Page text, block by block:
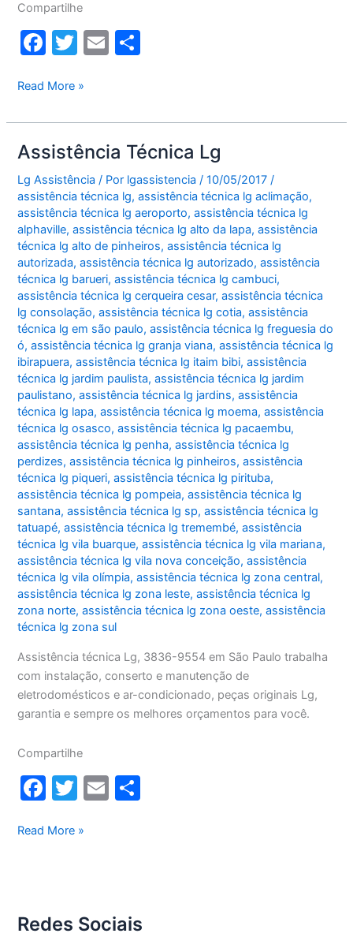
Compartilhe
F
c
e
b
o
o
k
T
itt
er
E
l
e
Assistência
LG
São
Paulo
Read More »
Assistência Técnica Lg
Lg Assistência / Por lgassistencia/10/05/2017 /
assistência técnica lg,assistência técnica lg aclimação,
assistência técnica lg aeroporto,assistência técnica lg
alphaville,assistência técnica lg alto da lapa,assistência
técnica lg alto de pinheiros,assistência técnica lg
autorizada,assistência técnica lg autorizado,assistência
técnica lg barueri,assistência técnica lg cambuci,
assistência técnica lg cerqueira cesar,assistência técnica
lg consolação,assistência técnica lg cotia,assistência
técnica lg em são paulo,assistência técnica lg freguesia do
ó,assistência técnica lg granja viana,assistência técnica lg
ibirapuera,assistência técnica lg itaim bibi,assistência
técnica lg jardim paulista,assistência técnica lg jardim
paulistano,assistência técnica lg jardins,assistência
técnica lg lapa,assistência técnica lg moema,assistência
técnica lg osasco,assistência técnica lg pacaembu,
assistência técnica lg penha,assistência técnica lg
perdizes,assistência técnica lg pinheiros,assistência
técnica lg piqueri,assistência técnica lg pirituba,
assistência técnica lg pompeia,assistência técnica lg
santana,assistência técnica lg sp,assistência técnica lg
tatuapé,assistência técnica lg tremembé,assistência
técnica lg vila buarque,assistência técnica lg vila mariana,
assistência técnica lg vila nova conceição,assistência
técnica lg vila olímpia,assistência técnica lg zona central,
assistência técnica lg zona leste,assistência técnica lg
zona norte,assistência técnica lg zona oeste,assistência
técnica lg zona sul
Assistência técnica Lg, 3836-9554 em São Paulo trabalha
com instalação, conserto e manutenção de
eletrodomésticos e ar-condicionado, peças originais Lg,
garantia e sempre os melhores orçamentos para você.
Compartilhe
F
c
o
o
T
itt
E
Assistência
Read More »
Redes Sociais